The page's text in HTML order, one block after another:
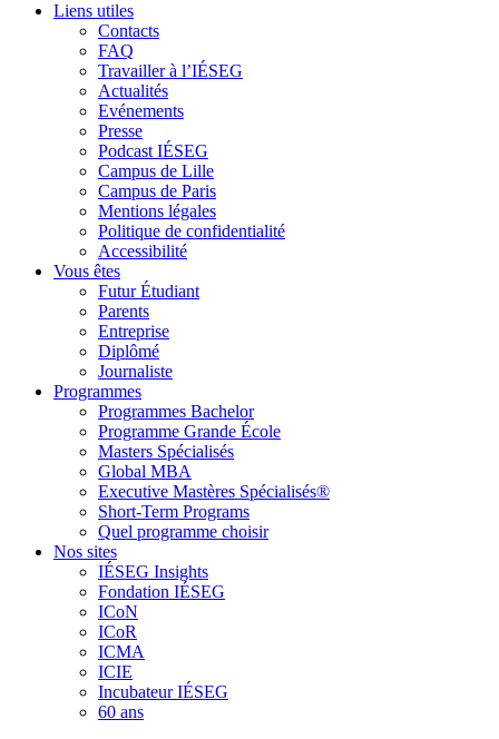
Liens utiles
Contacts
FAQ
Travailler à l’IÉSEG
Actualités
Evénements
Presse
Podcast IÉSEG
Campus de Lille
Campus de Paris
Mentions légales
Politique de confidentialité
Accessibilité
Vous êtes
Futur Étudiant
Parents
Entreprise
Diplômé
Journaliste
Programmes
Programmes Bachelor
Programme Grande École
Masters Spécialisés
Global MBA
Executive Mastères Spécialisés®
Short-Term Programs
Quel programme choisir
Nos sites
IÉSEG Insights
Fondation IÉSEG
ICoN
ICoR
ICMA
ICIE
Incubateur IÉSEG
60 ans